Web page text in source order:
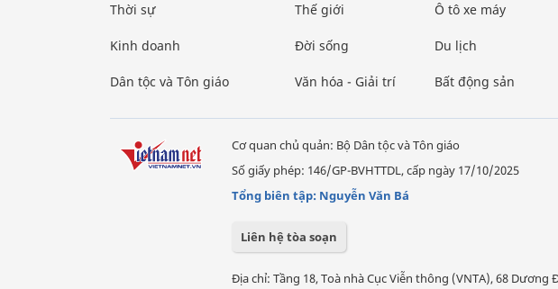
Thời sự
Kinh doanh
Dân tộc và Tôn giáo
Thế giới
Đời sống
Văn hóa - Giải trí
Ô tô xe máy
Du lịch
Bất động sản
Cơ quan chủ quản: Bộ Dân tộc và Tôn giáo
Số giấy phép: 146/GP-BVHTTDL, cấp ngày 17/10/2025
Tổng biên tập: Nguyễn Văn Bá
Liên hệ tòa soạn
Địa chỉ: Tầng 18, Toà nhà Cục Viễn thông (VNTA), 68 Dương